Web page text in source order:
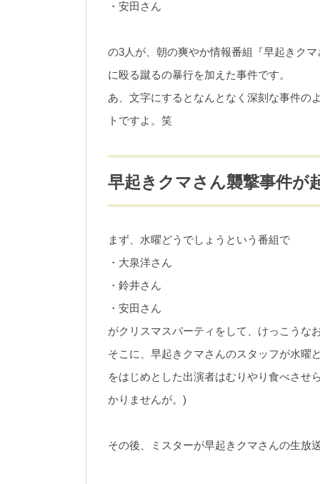
・安田さん
の3人が、朝の爽やか情報番組『早起きク
に殴る蹴るの暴行を加えた事件です。
あ、文字にするとなんとなく深刻な事件の
トですよ。笑
早起きクマさん襲撃事件が
まず、水曜どうでしょうという番組で
・大泉洋さん
・鈴井さん
・安田さん
がクリスマスパーティをして、けっこうな
そこに、早起きクマさんのスタッフが水曜
をはじめとした出演者はむりやり食べさせ
かりませんが。)
その後、ミスターが早起きクマさんの生放